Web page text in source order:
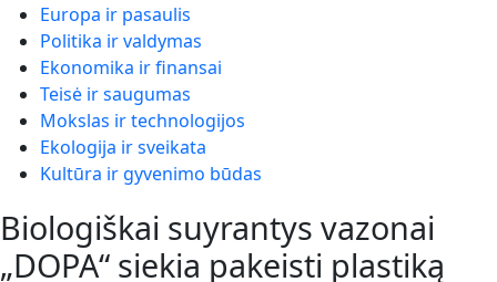
Europa ir pasaulis
Politika ir valdymas
Ekonomika ir finansai
Teisė ir saugumas
Mokslas ir technologijos
Ekologija ir sveikata
Kultūra ir gyvenimo būdas
Biologiškai suyrantys vazonai
„DOPA“ siekia pakeisti plastiką